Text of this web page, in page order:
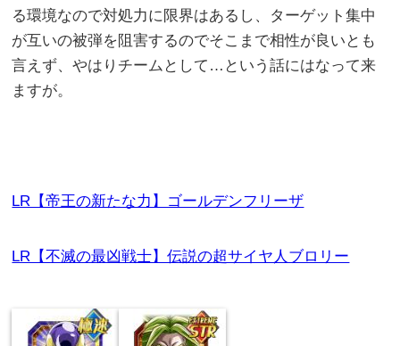
る環境なので対処力に限界はあるし、ターゲット集中
が互いの被弾を阻害するのでそこまで相性が良いとも
言えず、やはりチームとして…という話にはなって来
ますが。
LR【帝王の新たな力】ゴールデンフリーザ
LR【不滅の最凶戦士】伝説の超サイヤ人ブロリー